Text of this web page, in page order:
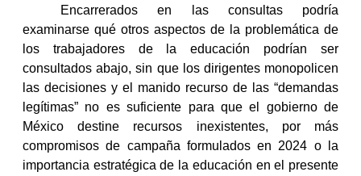
Encarrerados en las consultas podría
examinarse qué otros aspectos de la problemática de
los trabajadores de la educación podrían ser
consultados abajo, sin que los dirigentes monopolicen
las decisiones y el manido recurso de las “demandas
legítimas” no es suficiente para que el gobierno de
México destine recursos inexistentes, por más
compromisos de campaña formulados en 2024 o la
importancia estratégica de la educación en el presente